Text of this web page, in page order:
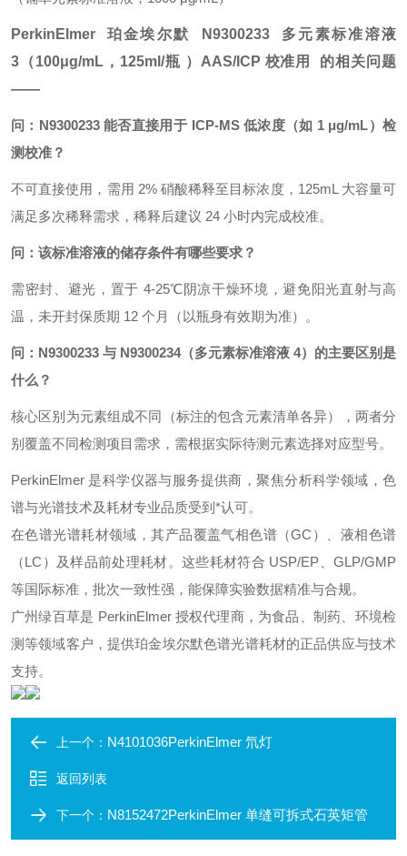
PerkinElmer 珀金埃尔默
N9300233 多元素标准溶液
3（100μg/mL， 125ml/瓶 ）AAS/ICP 校准用 的相关问题
——
问：N9300233 能否直接用于 ICP-MS 低浓度（如 1 μg/mL）检
测校准？
不可直接使用，需用 2% 硝酸稀释至目标浓度，125mL 大容量可
满足多次稀释需求，稀释后建议 24 小时内完成校准。
问：该标准溶液的储存条件有哪些要求？
需密封、避光，置于 4-25℃阴凉干燥环境，避免阳光直射与高
温，未开封保质期 12 个月（以瓶身有效期为准）。
问：N9300233 与 N9300234（多元素标准溶液 4）的主要区别是
什么？
核心区别为元素组成不同（标注的包含元素清单各异），两者分
别覆盖不同检测项目需求，需根据实际待测元素选择对应型号。
PerkinElmer 是科学仪器与服务提供商，聚焦分析科学领域，色
谱与光谱技术及耗材专业品质受到*认可。
在色谱光谱耗材领域，其产品覆盖气相色谱（GC）、液相色谱
（LC）及样品前处理耗材。这些耗材符合 USP/EP、GLP/GMP
等国际标准，批次一致性强，能保障实验数据精准与合规。
广州绿百草是 PerkinElmer 授权代理商，为食品、制药、环境检
测等领域客户，提供珀金埃尔默色谱光谱耗材的正品供应与技术
支持。
上一个： N4101036PerkinElmer 氘灯
返回列表
下一个： N8152472PerkinElmer 单缝可拆式石英矩管